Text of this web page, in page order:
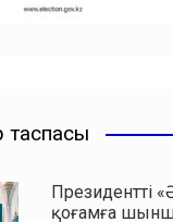
таспасы
Президенттің
қоғамға